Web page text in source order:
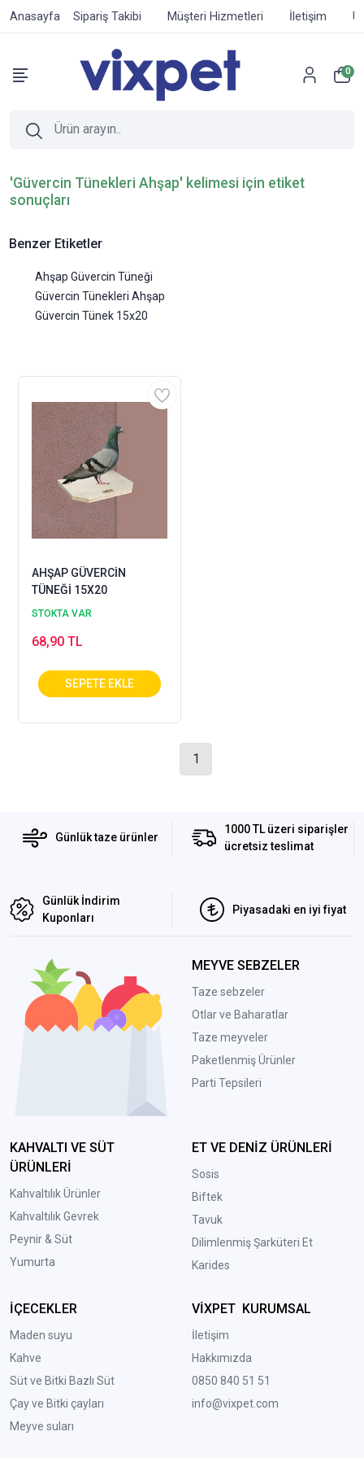
Anasayfa Sipariş Takibi Müşteri Hizmetleri İletişim
0
'Güvercin Tünekleri Ahşap' kelimesi için etiket
sonuçları
Benzer Etiketler
Ahşap Güvercin Tüneği
Güvercin Tünekleri Ahşap
Güvercin Tünek 15x20
AHŞAP GÜVERCİN
TÜNEĞİ 15X20
STOKTA VAR
68,90 TL
1
Günlük taze ürünler
1000 TL üzeri siparişler
ücretsiz teslimat
Günlük İndirim
Kuponları
Piyasadaki en iyi fiyat
MEYVE SEBZELER
Taze sebzeler
Otlar ve Baharatlar
Taze meyveler
Paketlenmiş Ürünler
Parti Tepsileri
KAHVALTI VE SÜT
ÜRÜNLERİ
Kahvaltılık Ürünler
Kahvaltılık Gevrek
Peynir & Süt
Yumurta
ET VE DENİZ ÜRÜNLERİ
Sosis
Biftek
Tavuk
Dilimlenmiş Şarküteri Et
Karides
İÇECEKLER
Maden suyu
Kahve
Süt ve Bitki Bazlı Süt
Çay ve Bitki çayları
Meyve suları
VİXPET KURUMSAL
İletişim
Hakkımızda
0850 840 51 51
info@vixpet.com